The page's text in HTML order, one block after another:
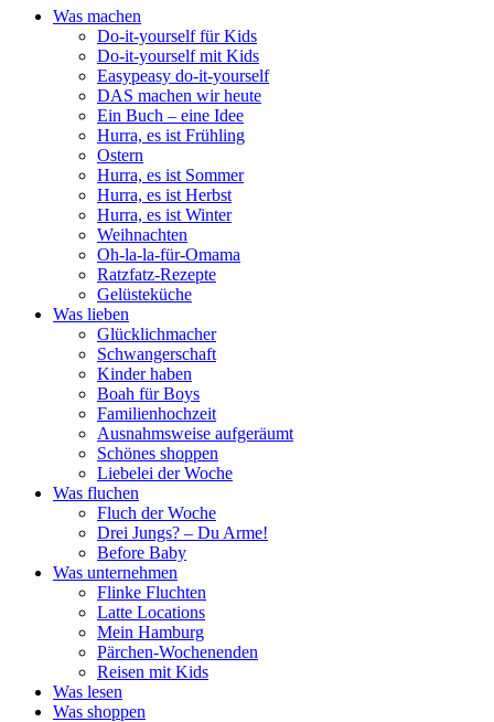
Was machen
Do-it-yourself für Kids
Do-it-yourself mit Kids
Easypeasy do-it-yourself
DAS machen wir heute
Ein Buch – eine Idee
Hurra, es ist Frühling
Ostern
Hurra, es ist Sommer
Hurra, es ist Herbst
Hurra, es ist Winter
Weihnachten
Oh-la-la-für-Omama
Ratzfatz-Rezepte
Gelüsteküche
Was lieben
Glücklichmacher
Schwangerschaft
Kinder haben
Boah für Boys
Familienhochzeit
Ausnahmsweise aufgeräumt
Schönes shoppen
Liebelei der Woche
Was fluchen
Fluch der Woche
Drei Jungs? – Du Arme!
Before Baby
Was unternehmen
Flinke Fluchten
Latte Locations
Mein Hamburg
Pärchen-Wochenenden
Reisen mit Kids
Was lesen
Was shoppen